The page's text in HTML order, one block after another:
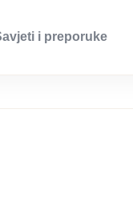
i preporuke